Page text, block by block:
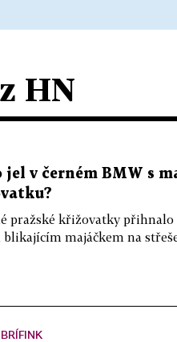
HN
jel v černém BMW s
pražské křižovatky
majáčkem na